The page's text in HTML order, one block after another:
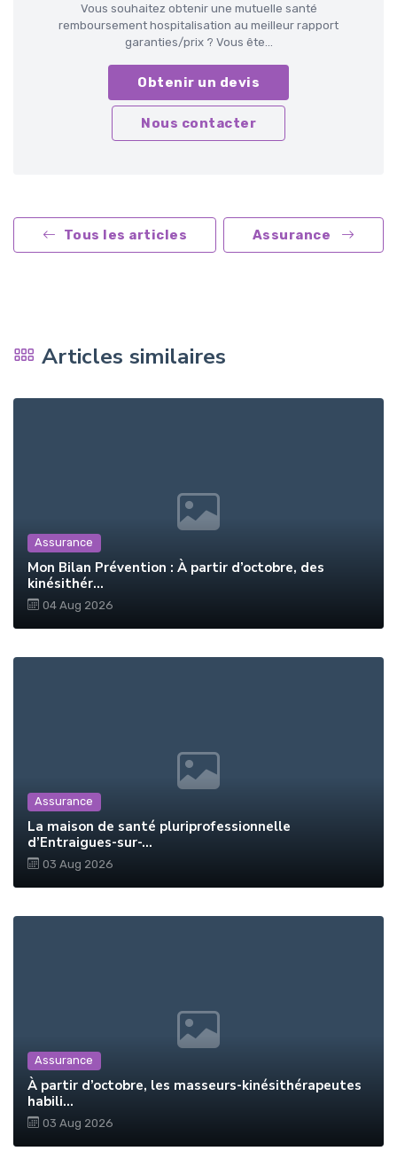
Vous souhaitez obtenir une mutuelle santé
remboursement hospitalisation au meilleur rapport
garanties/prix ? Vous ête...
Obtenir un devis
Nous contacter
Tous les articles Assurance
Articles similaires
Assurance
Mon Bilan Prévention : À partir d’octobre, des
kinésithér...
04 Aug 2026
Assurance
La maison de santé pluriprofessionnelle
d’Entraigues-sur-...
03 Aug 2026
Assurance
À partir d’octobre, les masseurs-kinésithérapeutes
habili...
03 Aug 2026